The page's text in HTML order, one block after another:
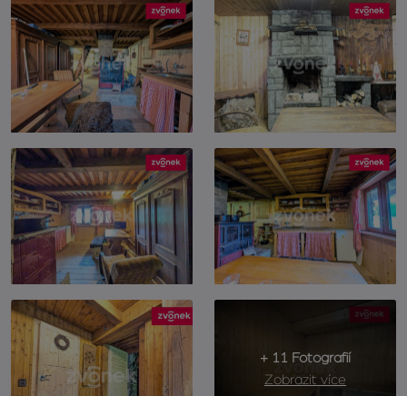
+ 11 Fotografií
Zobrazit více